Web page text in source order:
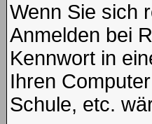
Wenn Sie sich
Anmelden bei
Kennwort in
Ihren
Schule, etc.